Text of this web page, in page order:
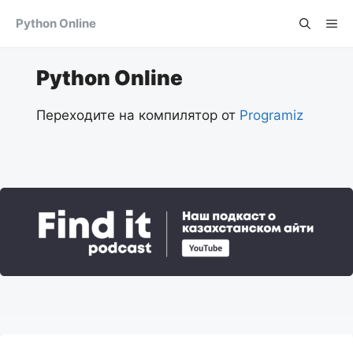
Python Online
Python Online
Переходите на компилятор от Programiz